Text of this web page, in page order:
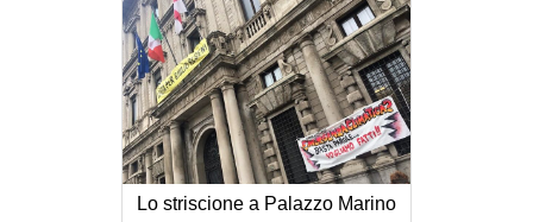
Lo striscione a Palazzo Marino